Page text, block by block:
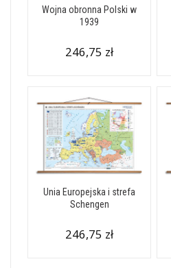
Wojna obronna Polski w
1939
246,75 zł
Unia Europejska i strefa
Schengen
246,75 zł